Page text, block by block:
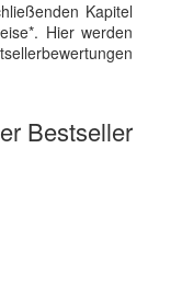
Kapitel
Hier werden
Bestseller